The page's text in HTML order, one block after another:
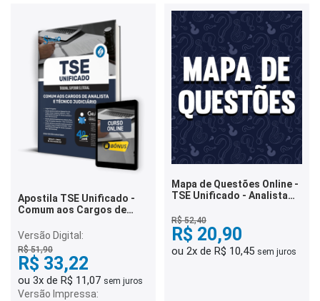
Apostila TSE Unificado -
Comum aos Cargos de
Judiciário
Versão Digital:
R$ 51,90
R$ 33,22
ou 3x de R$ 11,07 sem juros
Versão Impressa:
Mapa de Questões Online -
TSE Unificado - Analista
5 Mil Questões
R$ 52,40
R$ 20,90
ou 2x de R$ 10,45 sem juros